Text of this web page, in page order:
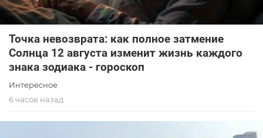
Точка невозврата: как полное затмение
Солнца 12 августа изменит жизнь каждого
знака зодиака - гороскоп
Интересное
6 часов назад